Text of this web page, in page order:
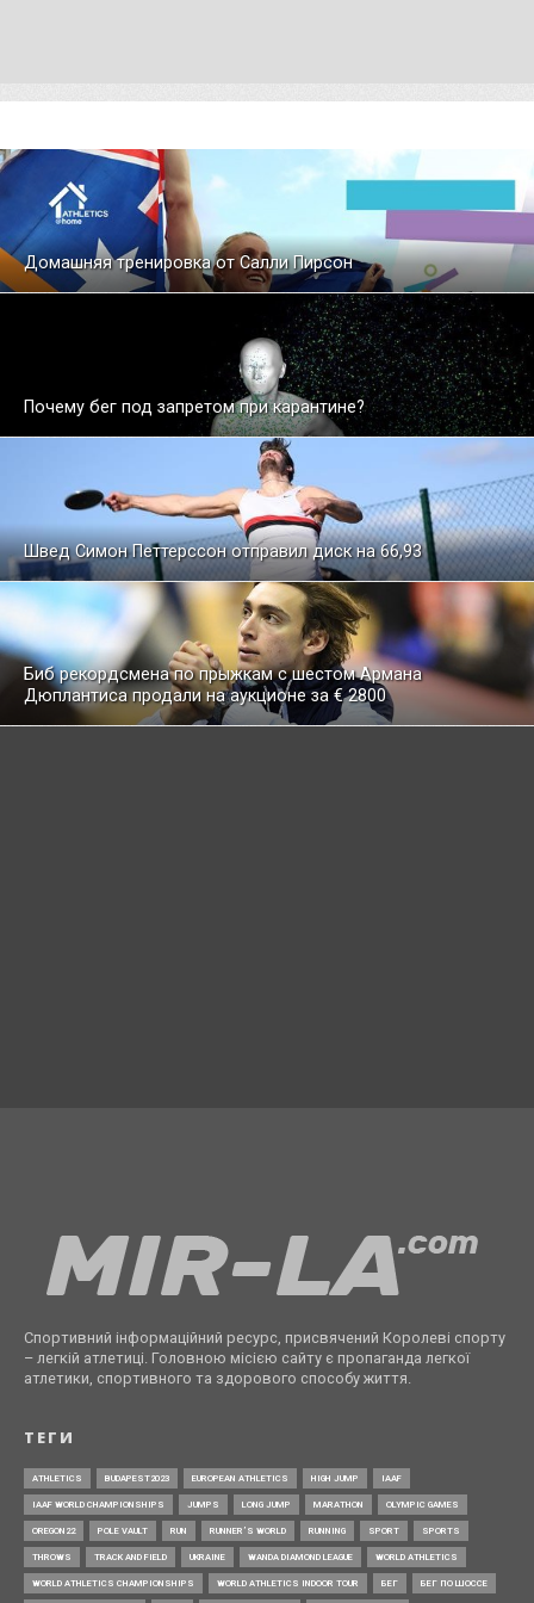
Домашняя тренировка от Салли Пирсон
Почему бег под запретом при карантине?
Швед Симон Петтерссон отправил диск на 66,93
Биб рекордсмена по прыжкам с шестом Армана
Дюплантиса продали на аукционе за € 2800
Спортивний інформаційний ресурс, присвячений Королеві спорту
– легкій атлетиці. Головною місією сайту є пропаганда легкої
атлетики, спортивного та здорового способу життя.
ТЕГИ
ATHLETICS BUDAPEST2023 EUROPEAN ATHLETICS HIGH JUMP IAAF
IAAF WORLD CHAMPIONSHIPS JUMPS LONG JUMP MARATHON OLYMPIC GAMES
OREGON22 POLE VAULT RUN RUNNER’S WORLD RUNNING SPORT SPORTS
THROWS TRACK AND FIELD UKRAINE WANDA DIAMOND LEAGUE WORLD ATHLETICS
WORLD ATHLETICS CHAMPIONSHIPS WORLD ATHLETICS INDOOR TOUR БЕГ БЕГ ПО ШОССЕ